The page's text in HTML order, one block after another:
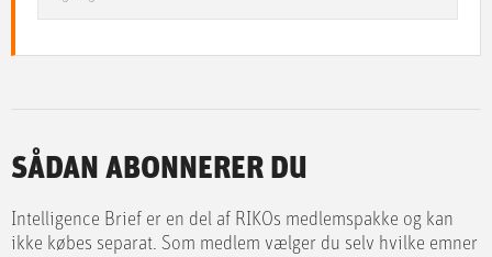
SÅDAN ABONNERER DU
Intelligence Brief er en del af RIKOs medlemspakke og kan
ikke købes separat. Som medlem vælger du selv hvilke emner